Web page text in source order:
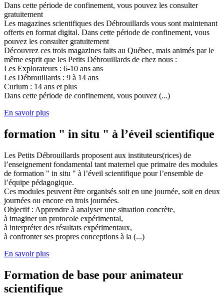
Dans cette période de confinement, vous pouvez les consulter
gratuitement
Les magazines scientifiques des Débrouillards vous sont maintenant
offerts en format digital. Dans cette période de confinement, vous
pouvez les consulter gratuitement
Découvrez ces trois magazines faits au Québec, mais animés par le
même esprit que les Petits Débrouillards de chez nous :
Les Explorateurs : 6-10 ans ans
Les Débrouillards : 9 à 14 ans
Curium : 14 ans et plus
Dans cette période de confinement, vous pouvez (...)
En savoir plus
formation " in situ " à l’éveil scientifique
Les Petits Débrouillards proposent aux instituteurs(rices) de
l’enseignement fondamental tant maternel que primaire des modules
de formation " in situ " à l’éveil scientifique pour l’ensemble de
l’équipe pédagogique.
Ces modules peuvent être organisés soit en une journée, soit en deux
journées ou encore en trois journées.
Objectif : Apprendre à analyser une situation concrète,
à imaginer un protocole expérimental,
à interpréter des résultats expérimentaux,
à confronter ses propres conceptions à la (...)
En savoir plus
Formation de base pour animateur
scientifique